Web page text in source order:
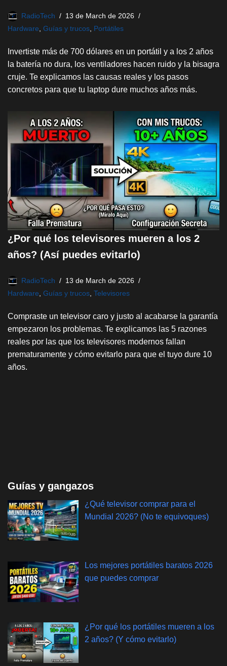
RadioTech
13 de March de 2026
Hardware Guías y trucos Portátiles
Invertiste más de 700 dólares en un portátil y a los 2 años
la batería no dura, los ventiladores hacen ruido y la bisagra
cruje. Te explicamos las causas reales y los pasos
concretos para que tu laptop dure muchos años más.
¿Por qué los televisores mueren a los 2
años? (Así puedes evitarlo)
RadioTech
13 de March de 2026
Hardware Guías y trucos Televisores
Compraste un televisor caro y justo al acabarse la garantía
empezaron los problemas. Te explicamos las 5 razones
reales por las que los televisores modernos fallan
prematuramente y cómo evitarlo para que el tuyo dure 10
años.
Guías y gangazos
¿Qué televisor comprar para el
Mundial 2026? (No te equivoques)
Los mejores portátiles baratos 2026
que puedes comprar
¿Por qué los portátiles mueren a los
2 años? (Y cómo evitarlo)